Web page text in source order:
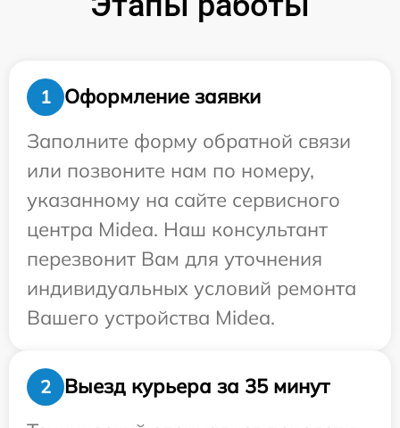
1
Оформление заявки
Заполните форму обратной связи
или позвоните нам по номеру,
указанному на сайте сервисного
центра Midea. Наш консультант
перезвонит Вам для уточнения
индивидуальных условий ремонта
Вашего устройства Midea.
2
Выезд курьера за 35 минут